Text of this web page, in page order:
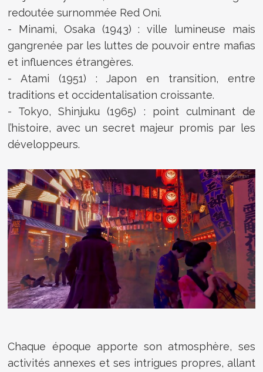
redoutée surnommée Red Oni.
- Minami, Osaka (1943) : ville lumineuse mais
gangrenée par les luttes de pouvoir entre mafias
et influences étrangères.
- Atami (1951) : Japon en transition, entre
traditions et occidentalisation croissante.
- Tokyo, Shinjuku (1965) : point culminant de
l’histoire, avec un secret majeur promis par les
développeurs.
Chaque époque apporte son atmosphère, ses
activités annexes et ses intrigues propres, allant